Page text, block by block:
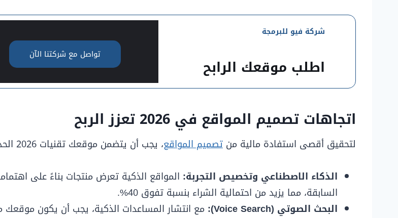
شركة فيو للبرمجة
اطلب موقعك الرابح
تواصل مع شركتنا الآن
اتجاهات تصميم المواقع في 2026 تعزز الربح
لتحقيق أقصى استفادة مالية منتصميم المواقع، يجب أن يتضمن موقعك تقنيات 2026 الحديثة:
الذكاء الاصطناعي وتخصيص التجربة: المواقع الذكية تعرض منتجات بناءً على
السابقة، مما يزيد من احتمالية الشراء بنسبة تفوق 40%.
البحث الصوتي (Voice Search):
مع انتشار المساعدات الذكية، يجب أن يكون موقعك